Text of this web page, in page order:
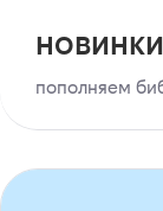
пополняем